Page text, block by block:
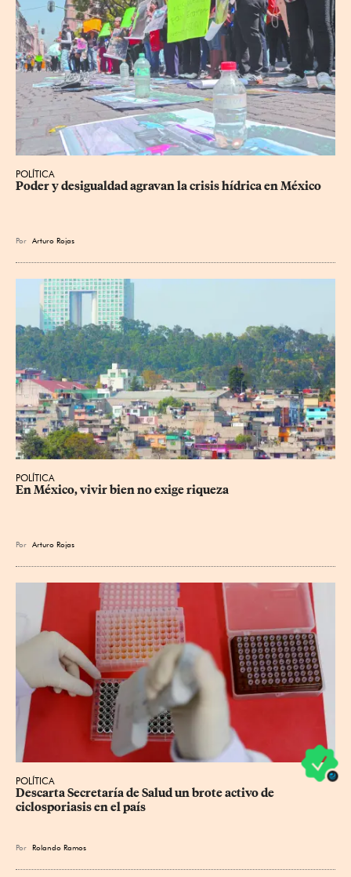
POLÍTICA
Poder y desigualdad agravan la crisis hídrica en México
Por Arturo Rojas
POLÍTICA
En México, vivir bien no exige riqueza
Por Arturo Rojas
POLÍTICA
Descarta Secretaría de Salud un brote activo de
ciclosporiasis en el país
Por Rolando Ramos